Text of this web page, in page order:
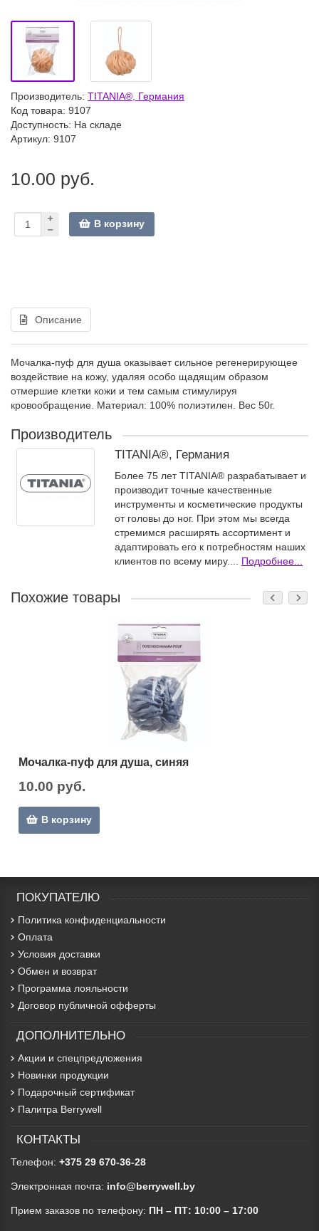
Производитель: TITANIA®, Германия
Код товара: 9107
Доступность: На складе
Артикул: 9107
10.00 руб.
В корзину
Описание
Мочалка-пуф для душа оказывает сильное регенерирующее
воздействие на кожу, удаляя особо щадящим образом
отмершие клетки кожи и тем самым стимулируя
кровообращение. Материал: 100% полиэтилен. Вес 50г.
Производитель
TITANIA®, Германия
Более 75 лет TITANIA® разрабатывает и
производит точные качественные
инструменты и косметические продукты
от головы до ног. При этом мы всегда
стремимся расширять ассортимент и
адаптировать его к потребностям наших
клиентов по всему миру.... Подробнее...
Похожие товары
Мочалка-пуф для душа, синяя
10.00 руб.
В корзину
ПОКУПАТЕЛЮ
Политика конфиденциальности
Оплата
Условия доставки
Обмен и возврат
Программа лояльности
Договор публичной офферты
ДОПОЛНИТЕЛЬНО
Акции и спецпредложения
Новинки продукции
Подарочный сертификат
Палитра Berrywell
КОНТАКТЫ
Телефон: +375 29 670-36-28
Электронная почта: info@berrywell.by
Прием заказов по телефону: ПН – ПТ: 10:00 – 17:00